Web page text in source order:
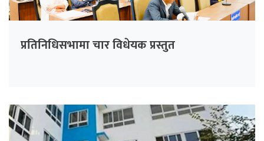
प्रतिनिधिसभामा चार विधेयक प्रस्तुत